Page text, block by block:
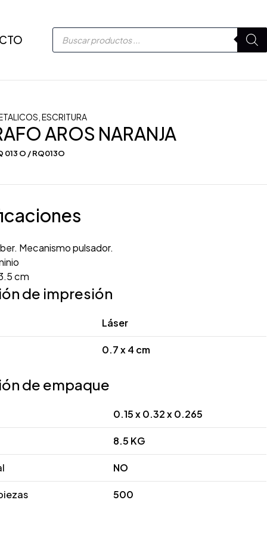
,ESCRITURA
AROS NARANJA
013 O / RQ013O
Mecanismo pulsador.
cm
de impresión
Láser
0.7 x 4 cm
de empaque
0.15 x 0.32 x 0.265
8.5 KG
NO
500